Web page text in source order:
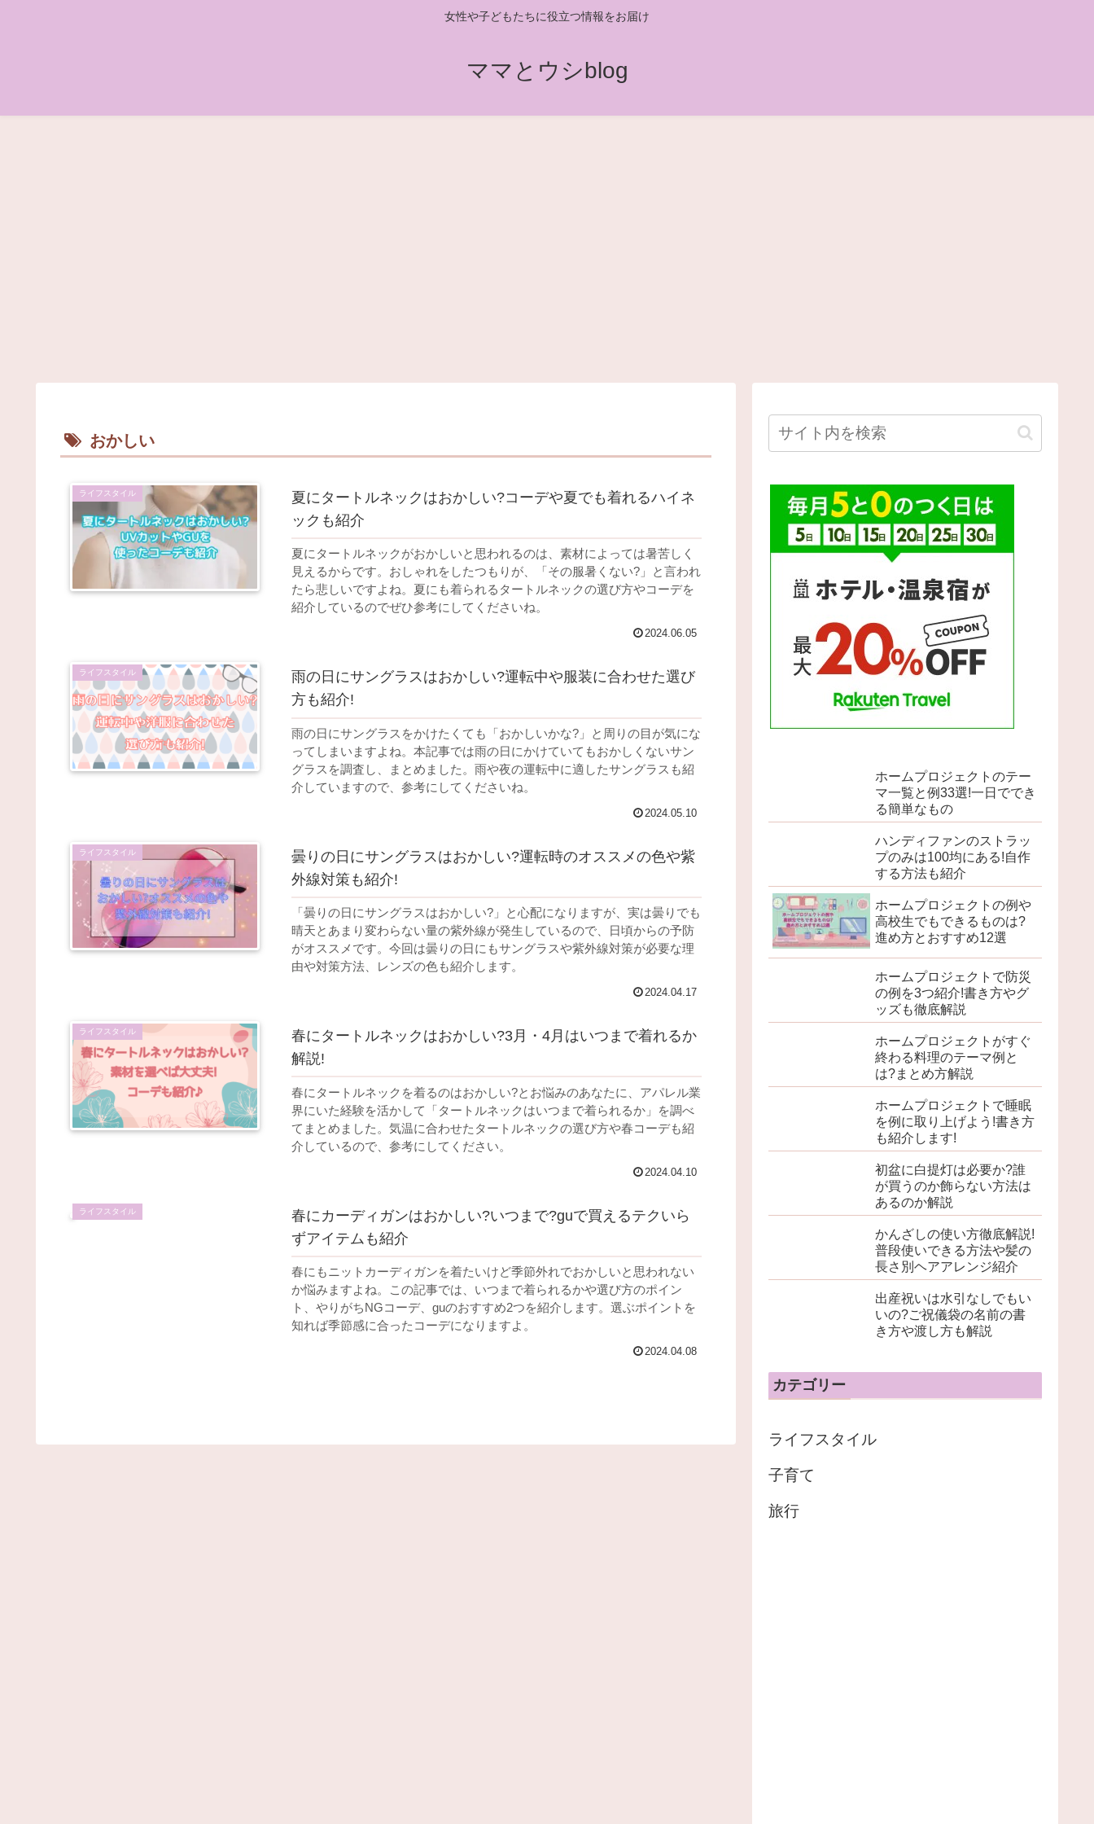
女性や子どもたちに役立つ情報をお届け
ママとウシblog
おかしい
ライフスタイル
夏にタートルネックはおかしい?コーデや夏でも着れるハイネ
ックも紹介
夏にタートルネックがおかしいと思われるのは、素材によっては暑苦しく
見えるからです。おしゃれをしたつもりが、「その服暑くない?」と言われ
たら悲しいですよね。夏にも着られるタートルネックの選び方やコーデを
紹介しているのでぜひ参考にしてくださいね。
2024.06.05
ライフスタイル
雨の日にサングラスはおかしい?運転中や服装に合わせた選び
方も紹介!
雨の日にサングラスをかけたくても「おかしいかな?」と周りの目が気にな
ってしまいますよね。本記事では雨の日にかけていてもおかしくないサン
グラスを調査し、まとめました。雨や夜の運転中に適したサングラスも紹
介していますので、参考にしてくださいね。
2024.05.10
ライフスタイル
曇りの日にサングラスはおかしい?運転時のオススメの色や紫
外線対策も紹介!
「曇りの日にサングラスはおかしい?」と心配になりますが、実は曇りでも
晴天とあまり変わらない量の紫外線が発生しているので、日頃からの予防
がオススメです。今回は曇りの日にもサングラスや紫外線対策が必要な理
由や対策方法、レンズの色も紹介します。
2024.04.17
ライフスタイル
春にタートルネックはおかしい?3月・4月はいつまで着れるか
解説!
春にタートルネックを着るのはおかしい?とお悩みのあなたに、アパレル業
界にいた経験を活かして「タートルネックはいつまで着られるか」を調べ
てまとめました。気温に合わせたタートルネックの選び方や春コーデも紹
介しているので、参考にしてください。
2024.04.10
ライフスタイル
春にカーディガンはおかしい?いつまで?guで買えるテクいら
ずアイテムも紹介
春にもニットカーディガンを着たいけど季節外れでおかしいと思われない
か悩みますよね。この記事では、いつまで着られるかや選び方のポイン
ト、やりがちNGコーデ、guのおすすめ2つを紹介します。選ぶポイントを
知れば季節感に合ったコーデになりますよ。
2024.04.08
ホームプロジェクトのテー
マ一覧と例33選!一日ででき
る簡単なもの
ハンディファンのストラッ
プのみは100均にある!自作
する方法も紹介
ホームプロジェクトの例や
高校生でもできるものは?
進め方とおすすめ12選
ホームプロジェクトで防災
の例を3つ紹介!書き方やグ
ッズも徹底解説
ホームプロジェクトがすぐ
終わる料理のテーマ例と
は?まとめ方解説
ホームプロジェクトで睡眠
を例に取り上げよう!書き方
も紹介します!
初盆に白提灯は必要か?誰
が買うのか飾らない方法は
あるのか解説
かんざしの使い方徹底解説!
普段使いできる方法や髪の
長さ別ヘアアレンジ紹介
出産祝いは水引なしでもい
いの?ご祝儀袋の名前の書
き方や渡し方も解説
カテゴリー
ライフスタイル
子育て
旅行